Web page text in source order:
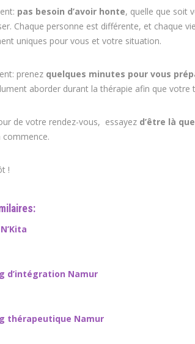
pas besoin d’avoir honte, quelle que soit
Chaque personne est différente, et chaque
uniques pour vous et votre situation.
prenez quelques minutes pour vous
aborder durant la thérapie afin que
de votre rendez-vous, essayez d’être là
!
d’intégration Namur
thérapeutique Namur